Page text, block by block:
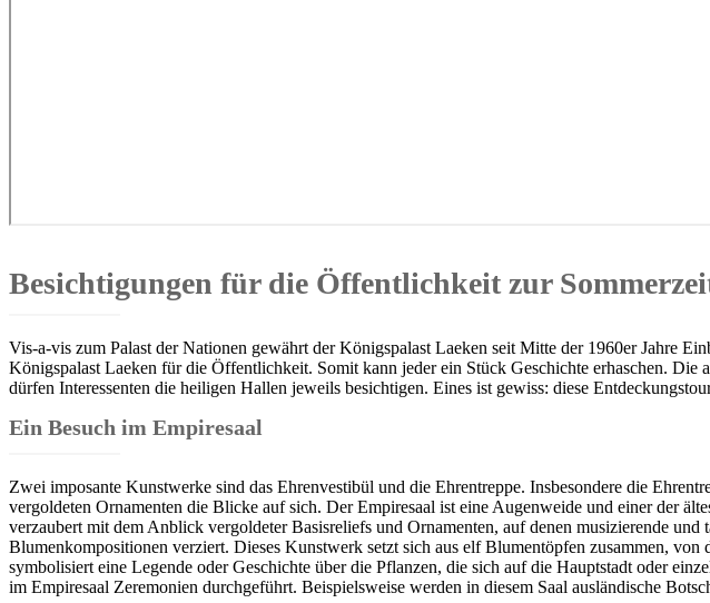
Besichtigungen für die Öffentlichkeit zur
Vis-a-vis zum Palast der Nationen gewährt der Königspalast Laeken seit Mitte der 1960er Jahre
Königspalast Laeken für die Öffentlichkeit. Somit kann jeder ein Stück Geschichte erhaschen.
dürfen Interessenten die heiligen Hallen jeweils besichtigen. Eines ist gewiss: diese
Ein Besuch im Empiresaal
Zwei imposante Kunstwerke sind das Ehrenvestibül und die Ehrentreppe. Insbesondere die
vergoldeten Ornamenten die Blicke auf sich. Der Empiresaal ist eine Augenweide und einer der
verzaubert mit dem Anblick vergoldeter Basisreliefs und Ornamenten, auf denen musizierende
Blumenkompositionen verziert. Dieses Kunstwerk setzt sich aus elf Blumentöpfen zusammen,
symbolisiert eine Legende oder Geschichte über die Pflanzen, die sich auf die Hauptstadt oder
im Empiresaal Zeremonien durchgeführt. Beispielsweise werden in diesem Saal ausländische